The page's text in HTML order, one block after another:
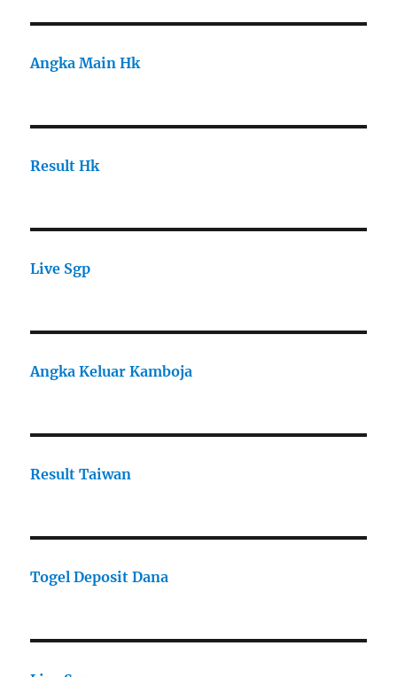
Angka Main Hk
Result Hk
Live Sgp
Angka Keluar Kamboja
Result Taiwan
Togel Deposit Dana